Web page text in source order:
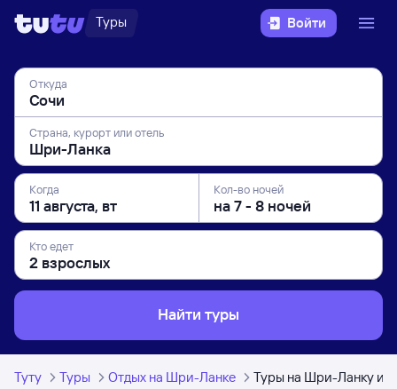
Туры Войти
Откуда
Страна, курорт или отель
Когда Кол-во ночей
Кто едет
Найти туры
Туту Туры Отдых на Шри-Ланке Туры на Шри-Ланку из